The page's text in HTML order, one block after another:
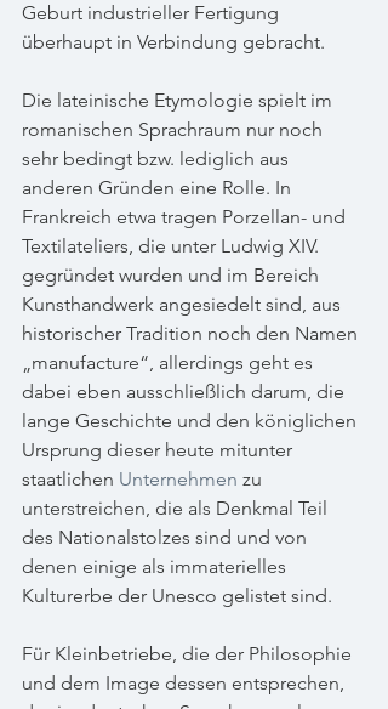
Geburt industrieller Fertigung
überhaupt in Verbindung gebracht.
Die lateinische Etymologie spielt im
romanischen Sprachraum nur noch
sehr bedingt bzw. lediglich aus
anderen Gründen eine Rolle. In
Frankreich etwa tragen Porzellan- und
Textilateliers, die unter Ludwig XIV.
gegründet wurden und im Bereich
Kunsthandwerk angesiedelt sind, aus
historischer Tradition noch den Namen
„manufacture“, allerdings geht es
dabei eben ausschließlich darum, die
lange Geschichte und den königlichen
Ursprung dieser heute mitunter
staatlichen Unternehmen zu
unterstreichen, die als Denkmal Teil
des Nationalstolzes sind und von
denen einige als immaterielles
Kulturerbe der Unesco gelistet sind.
Für Kleinbetriebe, die der Philosophie
und dem Image dessen entsprechen,